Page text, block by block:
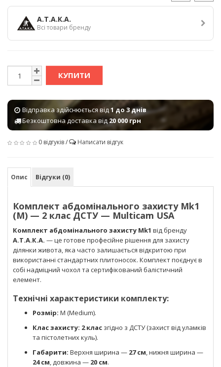
А.Т.А.К.А.
Всі товари бренду
КУПИТИ
Відправка здійснюється від1 до 3 днів
Безкоштовна доставка від20 000 грн
0 відгуків/ Написати відгук
Опис Відгуки (0)
Комплект абдомінального захисту Mk1
(M) — 2 клас ДСТУ — Multicam USA
Комплект абдомінального захисту Mk1 від бренду
А.Т.А.К.А. — це готове професійне рішення для захисту
ділянки живота, яка часто залишається відкритою при
використанні стандартних плитоносок. Комплект поєднує в
собі надміцний чохол та сертифікований балістичний
елемент.
Технічні характеристики комплекту:
Розмір: M (Medium).
Клас захисту: 2 клас згідно з ДСТУ (захист від уламків
та пістолетних куль).
Габарити: Верхня ширина — 27 см, нижня ширина —
24 см, довжина — 20 см.